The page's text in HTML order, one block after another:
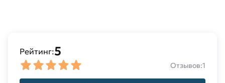
Рейтинг:5
Отзывов:1